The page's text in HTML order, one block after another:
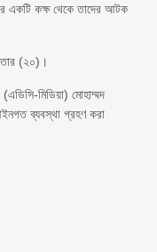
একটি কক্ষ থেকে তাদের আটক
(২০)।
মিডিয়া) মোহাম্মদ
ব্যবস্থা গ্রহণ করা